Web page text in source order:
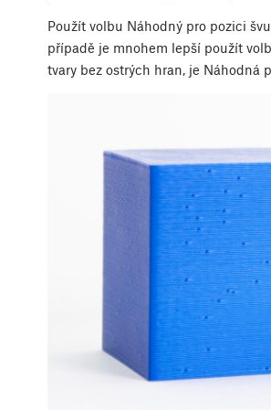
Použít volbu Náhodný pro pozici
případě je mnohem lepší použít
tvary bez ostrých hran, je Náhodná